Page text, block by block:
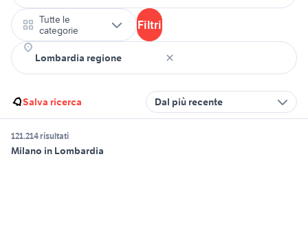
Tutte le
categorie
Filtri
Salva ricerca Dal più recente
121.214 risultati
Milano in Lombardia